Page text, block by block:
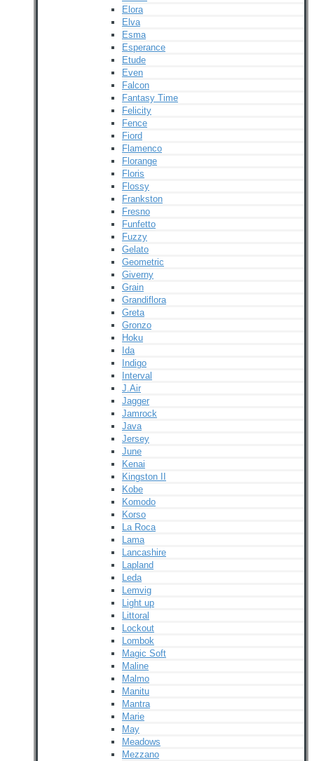
Elora
Elva
Esma
Esperance
Etude
Even
Falcon
Fantasy Time
Felicity
Fence
Fiord
Flamenco
Florange
Floris
Flossy
Frankston
Fresno
Funfetto
Fuzzy
Gelato
Geometric
Giverny
Grain
Grandiflora
Greta
Gronzo
Hoku
Ida
Indigo
Interval
J.Air
Jagger
Jamrock
Java
Jersey
June
Kenai
Kingston II
Kobe
Komodo
Korso
La Roca
Lama
Lancashire
Lapland
Leda
Lemvig
Light up
Littoral
Lockout
Lombok
Magic Soft
Maline
Malmo
Manitu
Mantra
Marie
May
Meadows
Mezzano